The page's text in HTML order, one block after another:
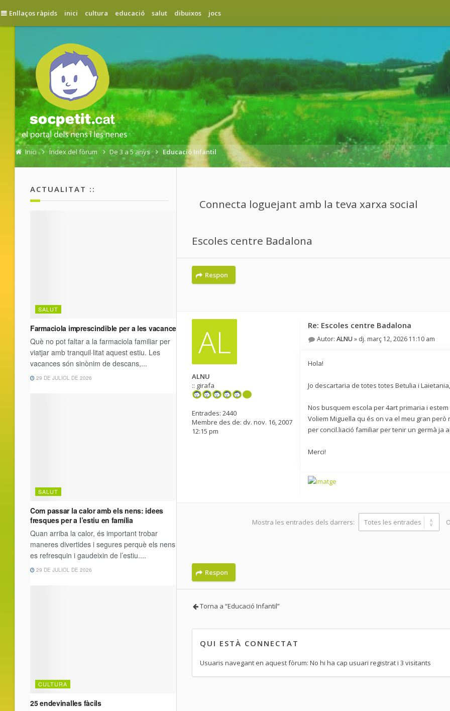
Enllaços ràpids inici cultura educació salut dibuixos jocs
Inici Índex del fòrum De 3 a 5 anys Educació Infantil
Connecta loguejant amb la teva xarxa social
Escoles centre Badalona
Respon
AL
ALNU
:: girafa
Entrades: 2440
Membre des de: dv. nov. 16, 2007
12:15 pm
Re: Escoles centre Badalona
Autor:ALNU» dj. març 12, 2026 11:10 am
Hola!
Jo descartaria de totes totes Betulia i
Nos busquem escola per 4art primaria i
Voliem Miguella qu és on va el meu gran
per concil.liació familiar per tenir un germà ja
Merci!
Mostra les entrades dels darrers:
Respon
Torna a “Educació Infantil”
QUI ESTÀ CONNECTAT
Usuaris navegant en aquest fòrum: No hi ha cap usuari registrat i 3 visitants
ACTUALITAT ::